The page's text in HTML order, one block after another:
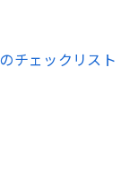
チェックリスト